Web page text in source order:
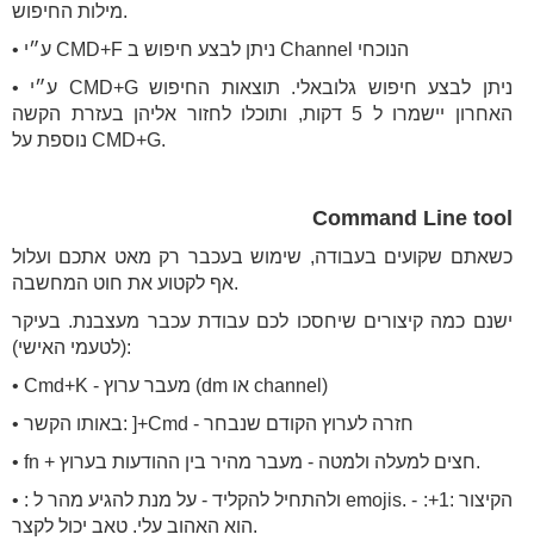
מילות החיפוש.
• ע״י CMD+F ניתן לבצע חיפוש ב Channel הנוכחי
• ע״י CMD+G ניתן לבצע חיפוש גלובאלי. תוצאות החיפוש
האחרון יישמרו ל 5 דקות, ותוכלו לחזור אליהן בעזרת הקשה
נוספת על CMD+G.
Command Line tool
כשאתם שקועים בעבודה, שימוש בעכבר רק מאט אתכם ועלול
אף לקטוע את חוט המחשבה.
ישנם כמה קיצורים שיחסכו לכם עבודת עכבר מעצבנת. בעיקר
(לטעמי האישי):
• Cmd+K - מעבר ערוץ (dm או channel)
• באותו הקשר: ]+Cmd - חזרה לערוץ הקודם שנבחר
• fn + חצים למעלה ולמטה - מעבר מהיר בין ההודעות בערוץ.
• : ולהתחיל להקליד - על מנת להגיע מהר ל emojis. הקיצור :1+: -
הוא האהוב עלי. טאב יכול לקצר.